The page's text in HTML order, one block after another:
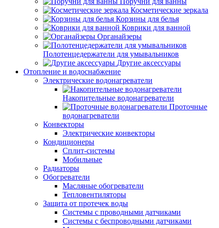
Косметические зеркала
Корзины для белья
Коврики для ванной
Органайзеры
Полотенцедержатели для умывальников
Другие аксессуары
Отопление и водоснабжение
Электрические водонагреватели
Накопительные водонагреватели
Проточные
водонагреватели
Конвекторы
Электрические конвекторы
Кондиционеры
Сплит-системы
Мобильные
Радиаторы
Обогреватели
Масляные обогреватели
Тепловентиляторы
Защита от протечек воды
Системы с проводными датчиками
Системы с беспроводными датчиками